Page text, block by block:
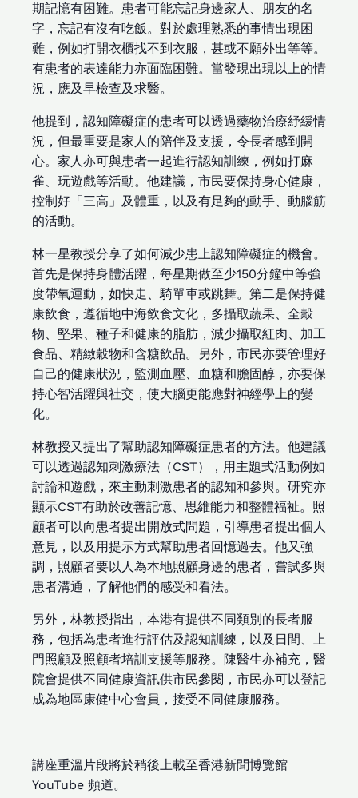
期記憶有困難。患者可能忘記身邊家人、朋友的名
字，忘記有沒有吃飯。對於處理熟悉的事情出現困
難，例如打開衣櫃找不到衣服，甚或不願外出等等。
有患者的表達能力亦面臨困難。當發現出現以上的情
況，應及早檢查及求醫。
他提到，認知障礙症的患者可以透過藥物治療紓緩情
況，但最重要是家人的陪伴及支援，令長者感到開
心。家人亦可與患者一起進行認知訓練，例如打麻
雀、玩遊戲等活動。他建議，市民要保持身心健康，
控制好「三高」及體重，以及有足夠的動手、動腦筋
的活動。
林一星教授分享了如何減少患上認知障礙症的機會。
首先是保持身體活躍，每星期做至少150分鐘中等強
度帶氧運動，如快走、騎單車或跳舞。第二是保持健
康飲食，遵循地中海飲食文化，多攝取蔬果、全穀
物、堅果、種子和健康的脂肪，減少攝取紅肉、加工
食品、精緻穀物和含糖飲品。另外，市民亦要管理好
自己的健康狀況，監測血壓、血糖和膽固醇，亦要保
持心智活躍與社交，使大腦更能應對神經學上的變
化。
林教授又提出了幫助認知障礙症患者的方法。他建議
可以透過認知刺激療法（CST），用主題式活動例如
討論和遊戲，來主動刺激患者的認知和參與。研究亦
顯示CST有助於改善記憶、思維能力和整體福祉。照
顧者可以向患者提出開放式問題，引導患者提出個人
意見，以及用提示方式幫助患者回憶過去。他又強
調，照顧者要以人為本地照顧身邊的患者，嘗試多與
患者溝通，了解他們的感受和看法。
另外，林教授指出，本港有提供不同類別的長者服
務，包括為患者進行評估及認知訓練，以及日間、上
門照顧及照顧者培訓支援等服務。陳醫生亦補充，醫
院會提供不同健康資訊供市民參閱，市民亦可以登記
成為地區康健中心會員，接受不同健康服務。
講座重溫片段將於稍後上載至香港新聞博覽館
YouTube 頻道。